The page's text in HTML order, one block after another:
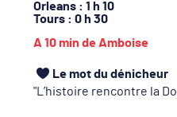
Orleans : 1 h 10
Tours : 0 h 30
A 10 min de Amboise
Le mot du dénicheur
L’histoire rencontre la